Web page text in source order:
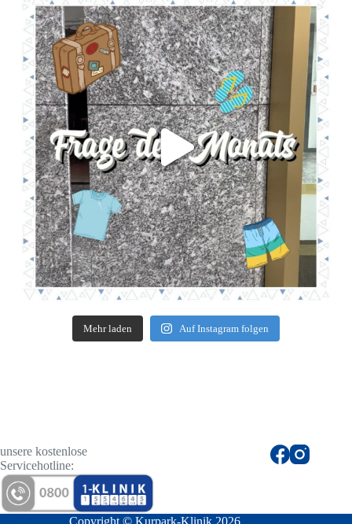
Mehr laden Auf Instagram folgen
unsere kostenlose
Servicehotline:
Copyright © Kurpark-Klinik 2026